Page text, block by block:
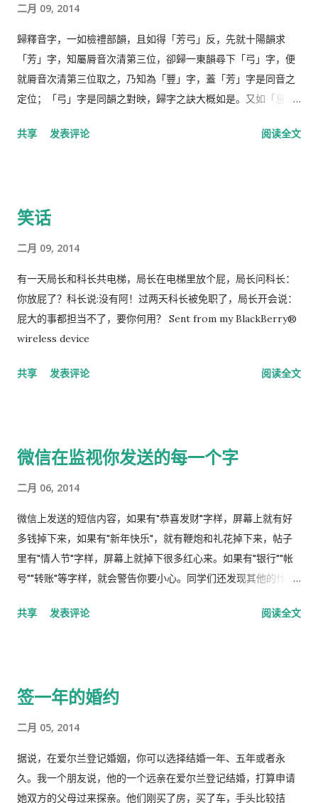
二月 09, 2014
歸釋音字，一如檢禮部韻，且如得「芳弓」反，先就十陽韻求
「芳」字，知屬脣音次清第三位，卻歸一東韻尋下「弓」字，便
就脣音次清第三位取之，乃知為「豐」字，蓋「芳」字是同音之
定位；「弓」字是同韻之對映，歸字之訣大概如是。又如「息中
「中」字歸一東韻，齒音第二清第四位取之。餘並準之。 「祖紅
屬單行字母者，上下聯續二位只同一音，此第四圍亦「陵」字音
從心邪字母，侯字韻列第一行，故隨本韻定音也，餘準之。 「諸
氏」反、「莫蟹」反、「奴罪」反、「弭盡」反之類，聲雖去
音，字歸上韻，並當從禮部韻就上聲歸字。 凡歸難字，橫音即所
屬音四聲內任意取一字，橫轉便得之矣。今如「千竹」反「鼀」
「樅」字呼下入聲則知「鼀」為「促」音。但 以二「冬」韻同音
共享 发表评论 阅读全文
笑话
二月 09, 2014
有一天局长和科长共电梯，局长在电梯里放个屁，局长问科长：
你放屁了？科长说:没有阿！过两天科长被免职了，局长开会说：
屁大的事都担当不了，要你何用？ Sent from my BlackBerry®
wireless device
共享 发表评论 阅读全文
微信在监视你发送的每一个字
二月 06, 2014
微信上发送的短信内容，如果有"恭喜发财"字样，屏幕上就有好
多钱掉下来，如果有"新年快乐"，就有鞭炮和礼花掉下来，帖子
里有"情人节"字样，屏幕上就掉下很多红心来。如果有"银行""帐
号""转账"等字样，就会警告你要小心。同学们还发现其他的什么
的每一个字。要不然怎么知道这些关键词？ 我担心微信还能检测
屏幕上扔下一些孩子气的东西，没有什么害处，如果储存并发送
共享 发表评论 阅读全文
签一年的婚约
二月 05, 2014
据说，在爱尔兰登记婚姻，你可以选择结婚一年、五年或者永
久。我一个朋友说，他的一个远亲在爱尔兰登记结婚，打算申请
她双方的父母过来探亲。他们刚买了房，买了车，手头比较拮